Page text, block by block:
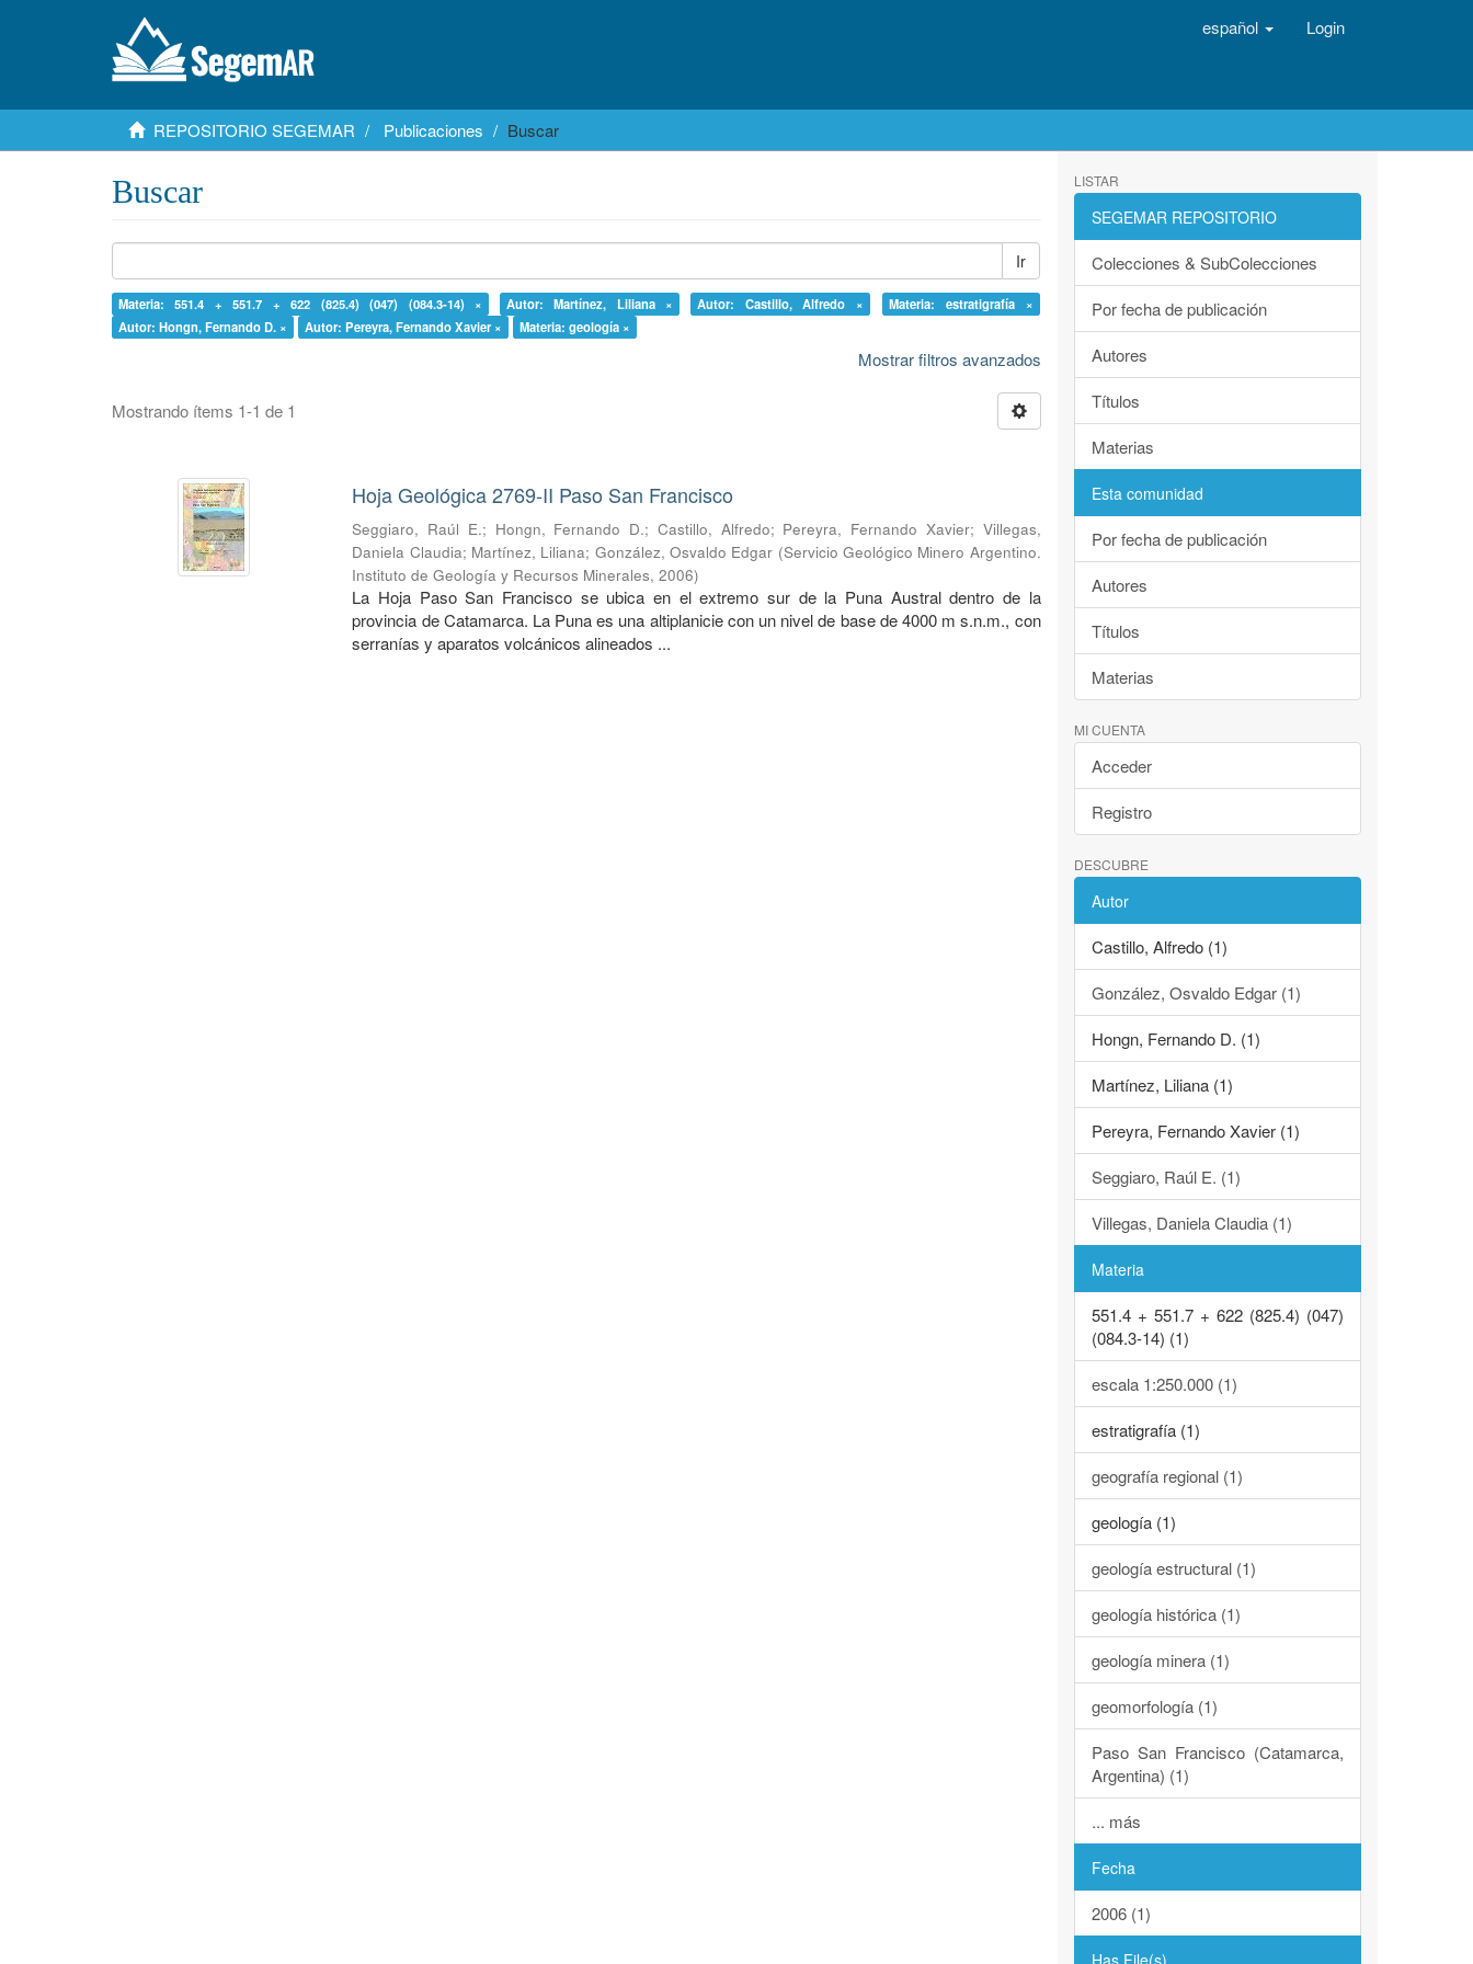
español Login
REPOSITORIO SEGEMAR Publicaciones Buscar
Buscar
Ir
Materia: 551.4 + 551.7 + 622 (825.4) (047) (084.3-14) × Autor: Martínez, Liliana × Autor: Castillo, Alfredo ×
Materia: estratigrafía ×
Autor: Hongn, Fernando D. ×
Autor: Pereyra, Fernando Xavier × Materia: geología ×
Mostrar filtros avanzados
Mostrando ítems 1-1 de 1
Hoja Geológica 2769-II Paso San Francisco
Seggiaro, Raúl E.; Hongn, Fernando D.; Castillo, Alfredo; Pereyra, Fernando Xavier; Villegas,
Daniela Claudia; Martínez, Liliana; González, Osvaldo Edgar (Servicio Geológico Minero Argentino.
Instituto de Geología y Recursos Minerales,2006)
La Hoja Paso San Francisco se ubica en el extremo sur de la Puna Austral dentro de la
provincia de Catamarca. La Puna es una altiplanicie con un nivel de base de 4000 m s.n.m., con
serranías y aparatos volcánicos alineados ...
LISTAR
SEGEMAR REPOSITORIO
Colecciones & SubColecciones
Por fecha de publicación
Autores
Títulos
Materias
Esta comunidad
Por fecha de publicación
Autores
Títulos
Materias
MI CUENTA
Acceder
Registro
DESCUBRE
Autor
Castillo, Alfredo (1)
González, Osvaldo Edgar (1)
Hongn, Fernando D. (1)
Martínez, Liliana (1)
Pereyra, Fernando Xavier (1)
Seggiaro, Raúl E. (1)
Villegas, Daniela Claudia (1)
Materia
551.4 + 551.7 + 622 (825.4) (047)
(084.3-14) (1)
escala 1:250.000 (1)
estratigrafía (1)
geografía regional (1)
geología (1)
geología estructural (1)
geología histórica (1)
geología minera (1)
geomorfología (1)
Paso San Francisco (Catamarca,
Argentina) (1)
... más
Fecha
2006 (1)
Has File(s)